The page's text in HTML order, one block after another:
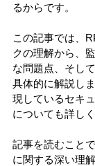
るからです。
この記事では、
クの理解から、
な問題点、そし
具体的に解説し
現しているセキ
についても詳し
記事を読むこと
に関する深い理